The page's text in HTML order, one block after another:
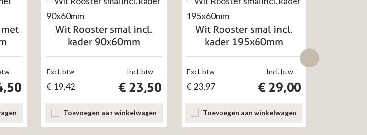
Wit Rooster smal incl.
kader 90x60mm
Incl. btw
€23,50
Excl. btw
€ 19,42
Toevoegen aan winkelwagen
Wit Rooster smal incl.
kader 195x60mm
Incl. btw
€ 29,00
Excl. btw
€23,97
Toevoegen aan winkelwagen